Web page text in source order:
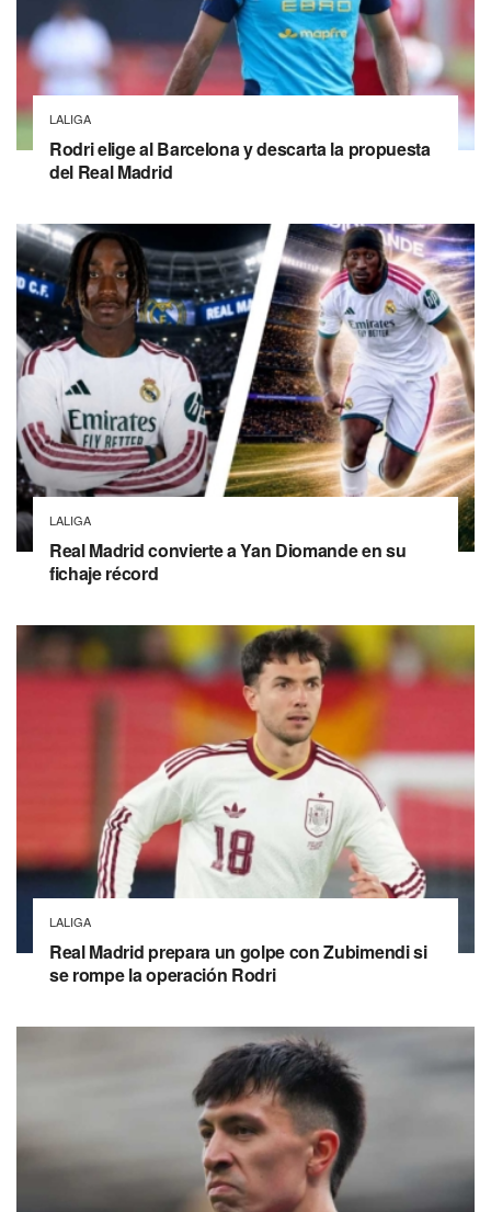
LALIGA
Rodri elige al Barcelona y descarta la propuesta
del Real Madrid
LALIGA
Real Madrid convierte a Yan Diomande en su
fichaje récord
LALIGA
Real Madrid prepara un golpe con Zubimendi si
se rompe la operación Rodri